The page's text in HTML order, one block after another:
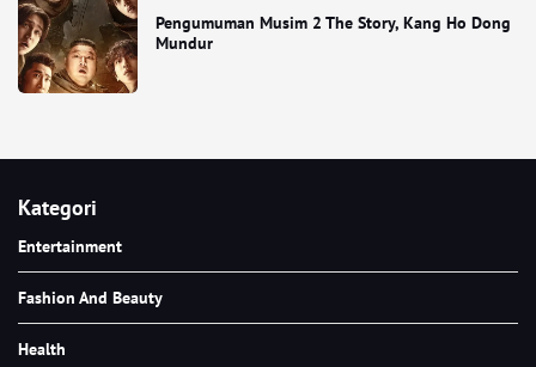
Pengumuman Musim 2 The Story, Kang Ho Dong
Mundur
Kategori
Entertainment
Fashion And Beauty
Health